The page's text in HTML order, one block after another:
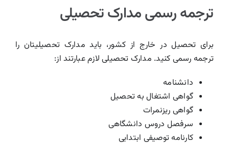
ترجمه رسمی مدارک تحصیلی
برای تحصیل در خارج از کشور، باید مدارک تحصیلیتان را
ترجمه رسمی کنید. مدارک تحصیلی لازم عبارتند از:
دانشنامه
گواهی اشتغال به تحصیل
گواهی ریزنمرات
سرفصل دروس دانشگاهی
کارنامه توصیفی ابتدایی